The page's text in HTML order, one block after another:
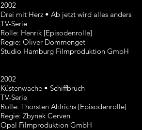
2002
Drei mit Herz • Ab jetzt wird alles anders
TV-Serie
Rolle: Henrik [Episodenrolle]
Regie: Oliver Dommenget
Studio Hamburg Filmproduktion GmbH
2002
Küstenwache • Schiffbruch
TV-Serie
Rolle: Thorsten Ahlrichs [Episodenrolle]
Regie: Zbynek Cerven
Opal Filmproduktion GmbH